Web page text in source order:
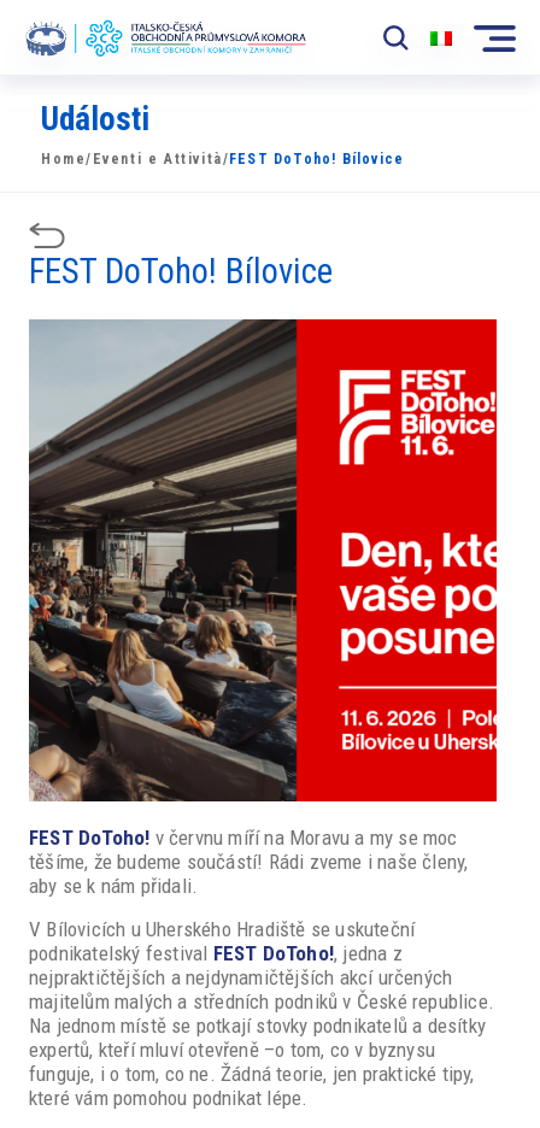
Komora
News
Události
Rozvoj Trhu
Partneři
​​Projekty
Členská sekce
Události
Home/ Eventi e Attività/ FEST DoToho! Bílovice
FEST DoToho! Bílovice
FEST DoToho! v červnu míří na Moravu a my se moc
těšíme, že budeme součástí! Rádi zveme i naše členy,
aby se k nám přidali.
V Bílovicích u Uherského Hradiště se uskuteční
podnikatelský festival FEST DoToho!, jedna z
nejpraktičtějších a nejdynamičtějších akcí určených
majitelům malých a středních podniků v České republice.
Na jednom místě se potkají stovky podnikatelů a desítky
expertů, kteří mluví otevřeně –o tom, co v byznysu
funguje, i o tom, co ne. Žádná teorie, jen praktické tipy,
které vám pomohou podnikat lépe.